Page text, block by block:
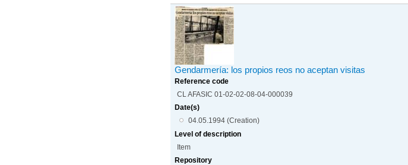
Gendarmería: los propios reos no aceptan visitas
Reference code
CL AFASIC 01-02-02-08-04-000039
Date(s)
04.05.1994 (Creation)
Level of description
Item
Repository